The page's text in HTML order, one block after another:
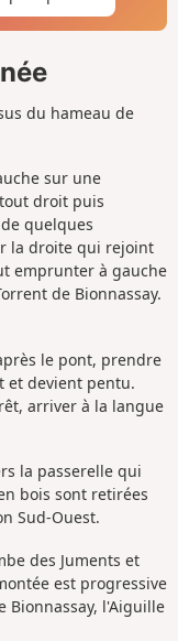
du hameau de
sur une
droit puis
quelques
la droite qui rejoint
emprunter à gauche
de Bionnassay.
le pont, prendre
et devient pentu.
arriver à la langue
la passerelle qui
bois sont retirées
Sud-Ouest.
des Juments et
est progressive
Bionnassay, l'Aiguille